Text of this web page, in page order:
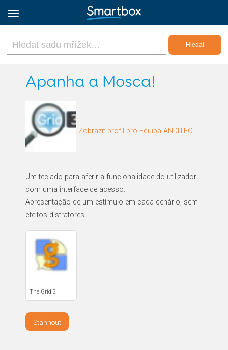
Online Grids
Zaregistrovat se
Apanha a Mosca!
Zobrazit profil pro Equipa ANDITEC
Um teclado para aferir a funcionalidade do utilizador
com uma interface de acesso.
Apresentação de um estímulo em cada cenário, sem
efeitos distratores.
The Grid 2
Stáhnout